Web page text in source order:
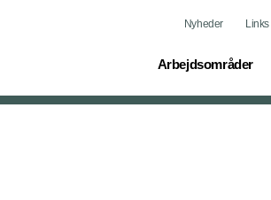
Nyheder Links
Arbejdsområder
(current)